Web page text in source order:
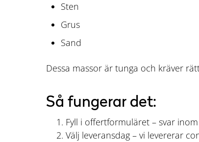
Sten
Grus
Sand
Dessa massor är tunga och kräver
Så fungerar det:
Fyll i offertformuläret – svar
Välj leveransdag – vi levererar